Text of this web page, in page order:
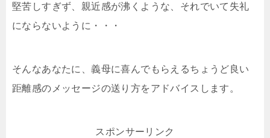
堅苦しすぎず、親近感が沸くような、それでいて失礼
にならないように・・・
そんなあなたに、義母に喜んでもらえるちょうど良い
距離感のメッセージの送り方をアドバイスします。
スポンサーリンク